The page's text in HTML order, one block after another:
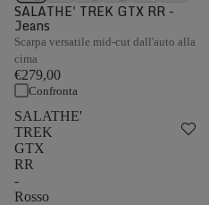
SALATHE' TREK GTX RR -
Jeans
Scarpa versatile mid-cut dall'auto alla
cima
€279,00
Confronta
SALATHE'
TREK
GTX
RR
-
Rosso